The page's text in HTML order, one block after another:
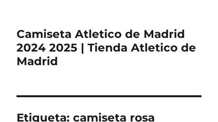
Camiseta Atletico de Madrid
2024 2025 | Tienda Atletico de
Madrid
Etiqueta:camiseta rosa